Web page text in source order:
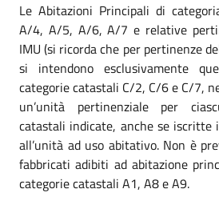
Le Abitazioni Principali di
A/4, A/5, A/6, A/7 e relative
IMU (si ricorda che per pertinenze
si intendono esclusivamente
categorie catastali C/2, C/6 e C/7,
un’unità pertinenziale per
catastali indicate, anche se
all’unità ad uso abitativo. Non è
fabbricati adibiti ad abitazione
categorie catastali A1, A8 e A9.